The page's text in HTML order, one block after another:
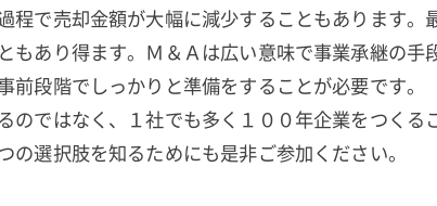
程で売却金額が大幅に減少することもあります。
もあり得ます。Ｍ＆Ａは広い意味で事業承継の手
段階でしっかりと準備をすることが必要です。
のではなく、１社でも多く１００年企業をつくる
選択肢を知るためにも是非ご参加ください。